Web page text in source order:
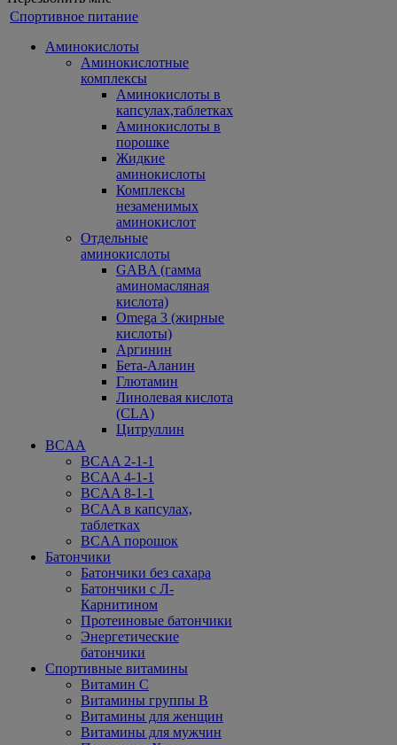
Спортивное питание
Аминокислоты
Аминокислотные
комплексы
Аминокислоты в
капсулах,таблетках
Аминокислоты в
порошке
Жидкие
аминокислоты
Комплексы
незаменимых
аминокислот
Отдельные
аминокислоты
GABA (гамма
аминомасляная
кислота)
Omega 3 (жирные
кислоты)
Аргинин
Бета-Аланин
Глютамин
Линолевая кислота
(CLA)
Цитруллин
BCAA
BCAA 2-1-1
BCAA 4-1-1
BCAA 8-1-1
BCAA в капсулах,
таблетках
BCAA порошок
Батончики
Батончики без сахара
Батончики с Л-
Карнитином
Протеиновые батончики
Энергетические
батончики
Спортивные витамины
Витамин С
Витамины группы В
Витамины для женщин
Витамины для мужчин